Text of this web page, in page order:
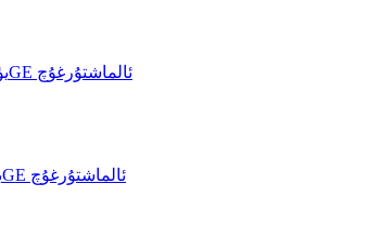
خۇاۋېي CloudEngine S6700-S يۈرۈشلۈك 10GE ئالماشتۇرغۇچ
خۇاۋېي CloudEngine 6730-H يۈرۈشلۈك 10GE ئالماشتۇرغۇچ